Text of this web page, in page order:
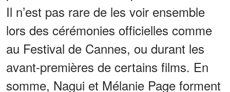
Il n’est pas rare de les voir ensemble
lors des cérémonies officielles comme
au Festival de Cannes, ou durant les
avant-premières de certains films. En
somme, Nagui et Mélanie Page forment